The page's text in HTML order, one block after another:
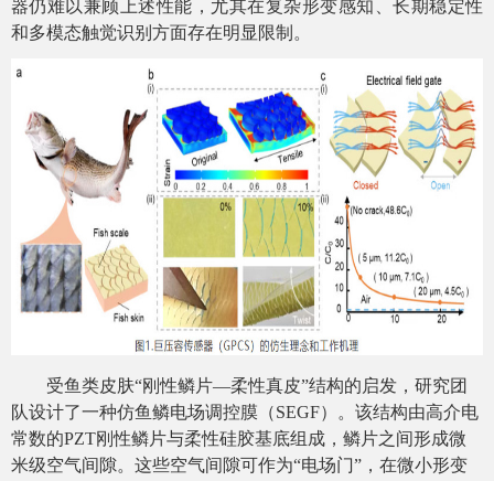
器仍难以兼顾上述性能，尤其在复杂形变感知、长期稳定性
和多模态触觉识别方面存在明显限制。
受鱼类皮肤“刚性鳞片—柔性真皮”结构的启发，研究团
队设计了一种仿鱼鳞电场调控膜（SEGF）。该结构由高介电
常数的PZT刚性鳞片与柔性硅胶基底组成，鳞片之间形成微
米级空气间隙。这些空气间隙可作为“电场门”，在微小形变